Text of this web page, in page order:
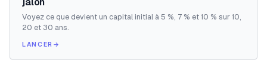
Voyez ce que devient un capital initial à 5 %, 7 % et 10 % sur 10,
20 et 30 ans.
LANCER →